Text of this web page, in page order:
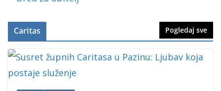
Caritas Pogledaj sve